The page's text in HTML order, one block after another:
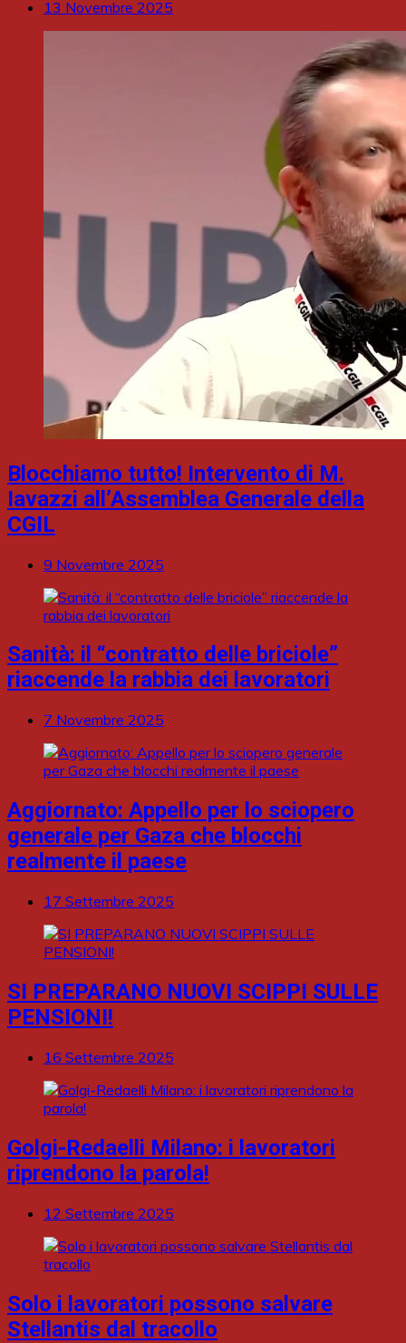
13 Novembre 2025
Blocchiamo tutto! Intervento di M.
Iavazzi all’Assemblea Generale della
CGIL
9 Novembre 2025
Sanità: il “contratto delle briciole”
riaccende la rabbia dei lavoratori
7 Novembre 2025
Aggiornato: Appello per lo sciopero
generale per Gaza che blocchi
realmente il paese
17 Settembre 2025
SI PREPARANO NUOVI SCIPPI SULLE
PENSIONI!
16 Settembre 2025
Golgi-Redaelli Milano: i lavoratori
riprendono la parola!
12 Settembre 2025
Solo i lavoratori possono salvare
Stellantis dal tracollo